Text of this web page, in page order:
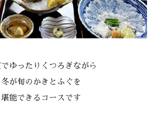
ゆったりくつろぎながら
冬が旬のかきとふぐを
堪能できるコースです